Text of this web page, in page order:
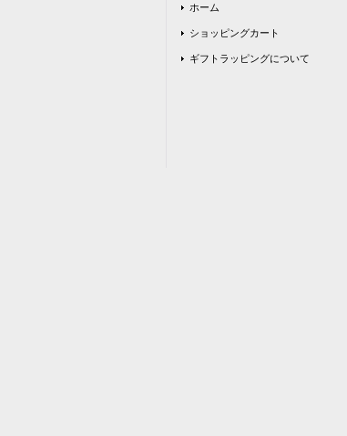
ホーム
ショッピングカート
ギフトラッピングについて